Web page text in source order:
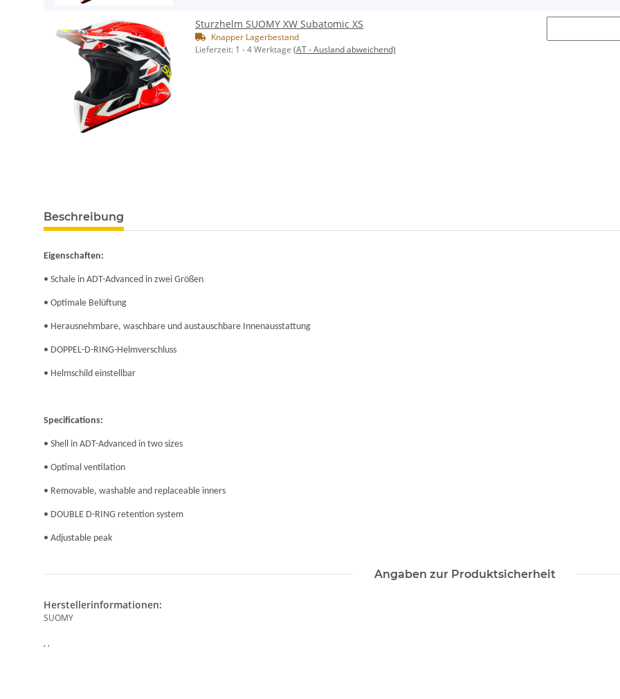
Sturzhelm SUOMY XW Subatomic XS
Knapper Lagerbestand
Lieferzeit: 1 - 4 Werktage (AT - Ausland abweichend)
Beschreibung
Eigenschaften:
• Schale in ADT-Advanced in zwei Größen
• Optimale Belüftung
• Herausnehmbare, waschbare und austauschbare Innenausstattung
• DOPPEL-D-RING-Helmverschluss
• Helmschild einstellbar
Specifications:
• Shell in ADT-Advanced in two sizes
• Optimal ventilation
• Removable, washable and replaceable inners
• DOUBLE D-RING retention system
• Adjustable peak
Angaben zur Produktsicherheit
Herstellerinformationen:
SUOMY
, ,